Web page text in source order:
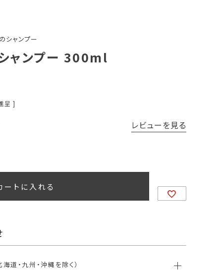
シャンプー
ャンプー 300ml
呈 ]
レビューを見る
ートに入れる
海道・九州・沖縄を除く）